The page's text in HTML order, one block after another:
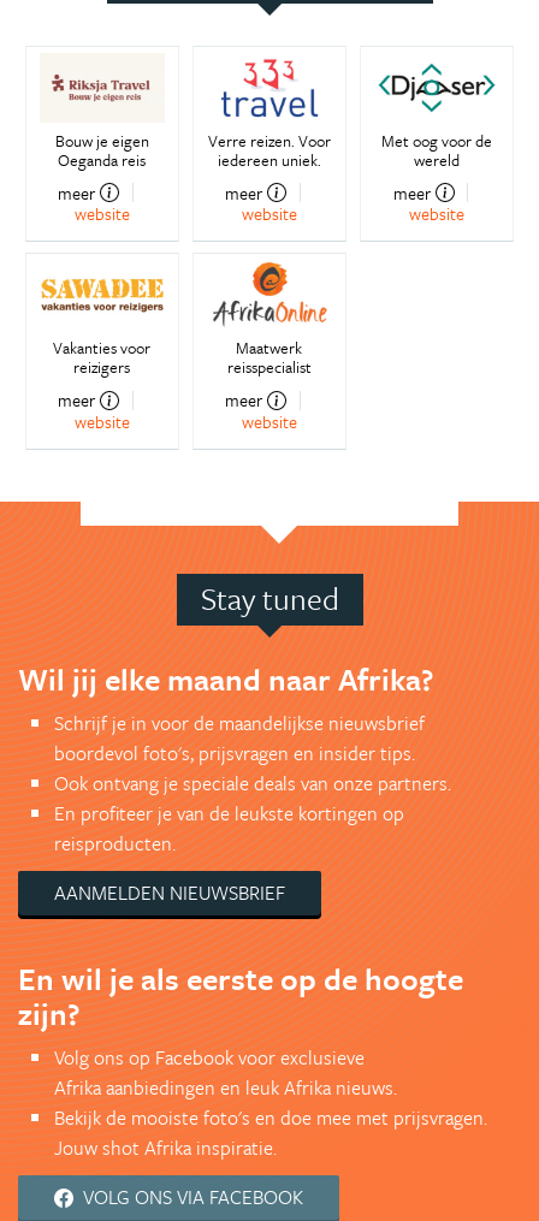
Bouw je eigen
Oeganda reis
meer
website
Verre reizen. Voor
iedereen uniek.
meer
website
Met oog voor de
wereld
meer
website
Vakanties voor
reizigers
meer
website
Maatwerk
reisspecialist
meer
website
Stay tuned
Wil jij elke maand naar Afrika?
Schrijf je in voor de maandelijkse nieuwsbrief
boordevol foto's, prijsvragen en insider tips.
Ook ontvang je speciale deals van onze partners.
En profiteer je van de leukste kortingen op
reisproducten.
AANMELDEN NIEUWSBRIEF
En wil je als eerste op de hoogte
zijn?
Volg ons op Facebook voor exclusieve
Afrika aanbiedingen en leuk Afrika nieuws.
Bekijk de mooiste foto's en doe mee met prijsvragen.
Jouw shot Afrika inspiratie.
VOLG ONS VIA FACEBOOK